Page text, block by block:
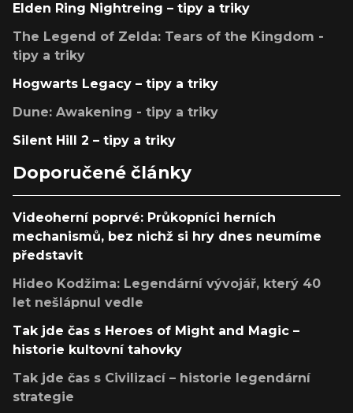
Elden Ring Nightreing – tipy a triky
The Legend of Zelda: Tears of the Kingdom -
tipy a triky
Hogwarts Legacy – tipy a triky
Dune: Awakening - tipy a triky
Silent Hill 2 – tipy a triky
Doporučené články
Videoherní poprvé: Průkopníci herních
mechanismů, bez nichž si hry dnes neumíme
představit
Hideo Kodžima: Legendární vývojář, který 40
let nešlápnul vedle
Tak jde čas s Heroes of Might and Magic –
historie kultovní tahovky
Tak jde čas s Civilizací – historie legendární
strategie